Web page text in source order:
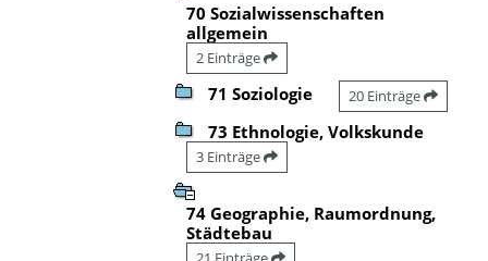
70 Sozialwissenschaften
allgemein
2 Einträge
71 Soziologie 20 Einträge
73 Ethnologie, Volkskunde
3 Einträge
74 Geographie, Raumordnung,
Städtebau